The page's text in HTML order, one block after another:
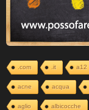
.com .it a12
acne acqua
aglio albicocche